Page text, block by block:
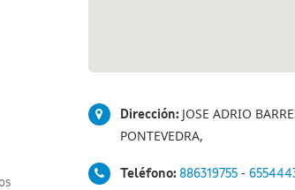
Dirección: JOSE ADRIO
PONTEVEDRA,
Teléfono: 886319755 -